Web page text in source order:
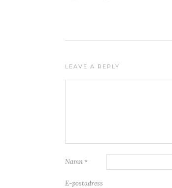
LEAVE A REPLY
Namn *
E-postadress